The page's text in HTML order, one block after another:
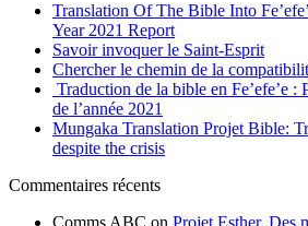
Translation Of The Bible Into
Year 2021 Report
Savoir invoquer le Saint-Esprit
Chercher le chemin de la
Traduction de la bible en Fe’efe’e :
de l’année 2021
Mungaka Translation Projet Bible:
despite the crisis
Commentaires récents